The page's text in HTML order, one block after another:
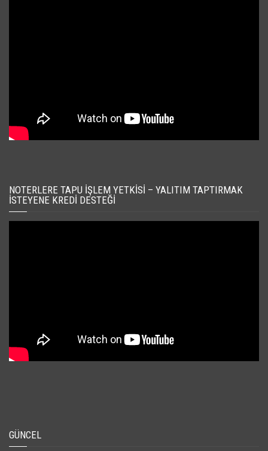
NOTERLERE TAPU İŞLEM YETKISI – YALITIM TAPTIRMAK
İSTEYENE KREDI DESTEĞI
GÜNCEL